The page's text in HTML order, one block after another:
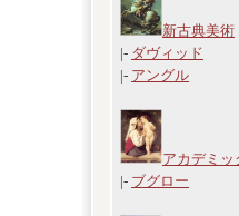
新古典美術
|- ダヴィッド
|- アングル
アカデミッ
|- ブグロー